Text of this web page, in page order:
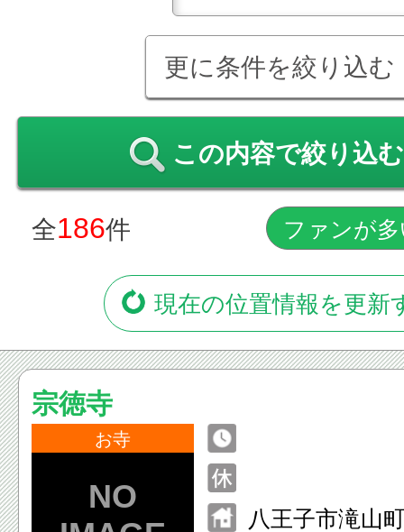
更に条件を絞り込む
この内容で絞り込む
全186件
現在の位置情報を更新
宗徳寺
お寺
八王子市滝山